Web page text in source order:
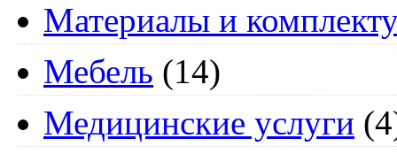
Материалы и
Мебель (14)
Медицинские услуги